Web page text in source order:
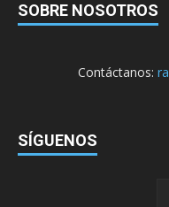
SOBRE NOSOTROS
Contáctanos:
SÍGUENOS